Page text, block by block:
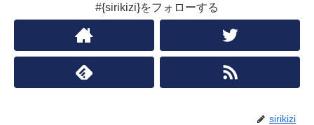
#{sirikizi}をフォローする
sirikizi